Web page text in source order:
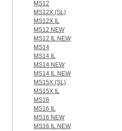
MS12
MS12X (SL)
MS12X IL
MS12 NEW
MS12 IL NEW
MS14
MS14 IL
MS14 NEW
MS14 IL NEW
MS15X (SL)
MS15X IL
MS16
MS16 IL
MS16 NEW
MS16 IL NEW